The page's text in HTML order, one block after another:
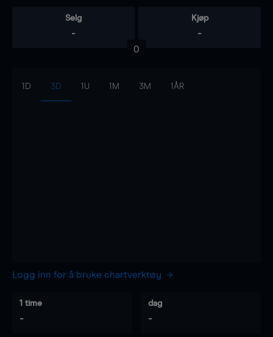
Selg
-
Kjøp
-
0
1D 3D 1U 1M 3M 1ÅR
Logg inn for å bruke chartverktøy
1 time
-
dag
-